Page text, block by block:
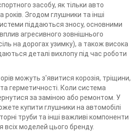
засобу, як тільки авто
років. Згодом глушники та інші
піддаються зносу, основними
агресивного зовнішнього
на дорогах узимку), а також висока
деталі вихлопу під час роботи
можуть з'явитися корозія, тріщини,
герметичності. Коли система
за заміною або ремонтом. У
купити глушники на автомобілі
труби та інші важливі компоненти
всіх моделей цього бренду.